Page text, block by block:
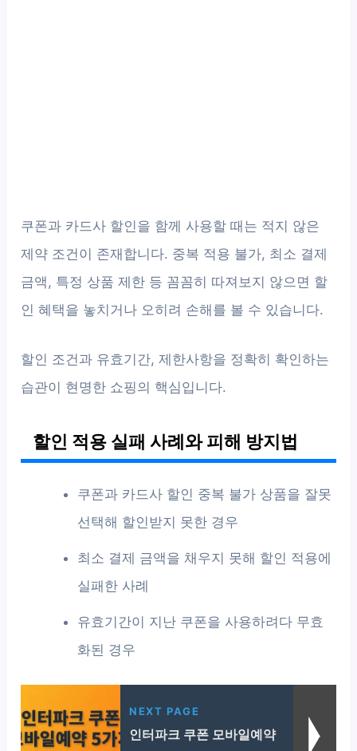
쿠폰과 카드사 할인을 함께 사용할 때는 적지 않은
제약 조건이 존재합니다. 중복 적용 불가, 최소 결제
금액, 특정 상품 제한 등 꼼꼼히 따져보지 않으면 할
인 혜택을 놓치거나 오히려 손해를 볼 수 있습니다.
할인 조건과 유효기간, 제한사항을 정확히 확인하는
습관이 현명한 쇼핑의 핵심입니다.
할인 적용 실패 사례와 피해 방지법
쿠폰과 카드사 할인 중복 불가 상품을 잘못
선택해 할인받지 못한 경우
최소 결제 금액을 채우지 못해 할인 적용에
실패한 사례
유효기간이 지난 쿠폰을 사용하려다 무효
화된 경우
NEXT PAGE
인터파크 쿠폰 모바일예약